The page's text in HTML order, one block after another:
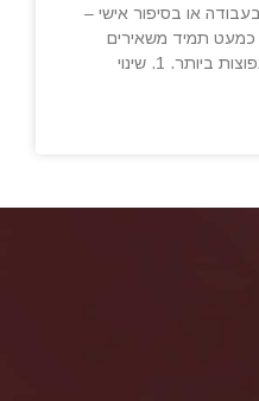
או בסיפור אישי –
כמעט תמיד משאירים
1. שינוי